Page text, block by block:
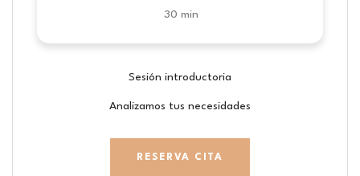
30 min
Sesión introductoria
Analizamos tus necesidades
RESERVA CITA